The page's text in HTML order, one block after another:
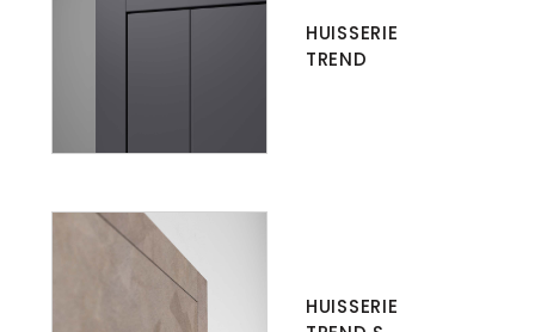
HUISSERIE
TREND
HUISSERIE